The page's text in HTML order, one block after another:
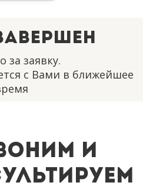
за заявку.
с Вами в ближейшее
и